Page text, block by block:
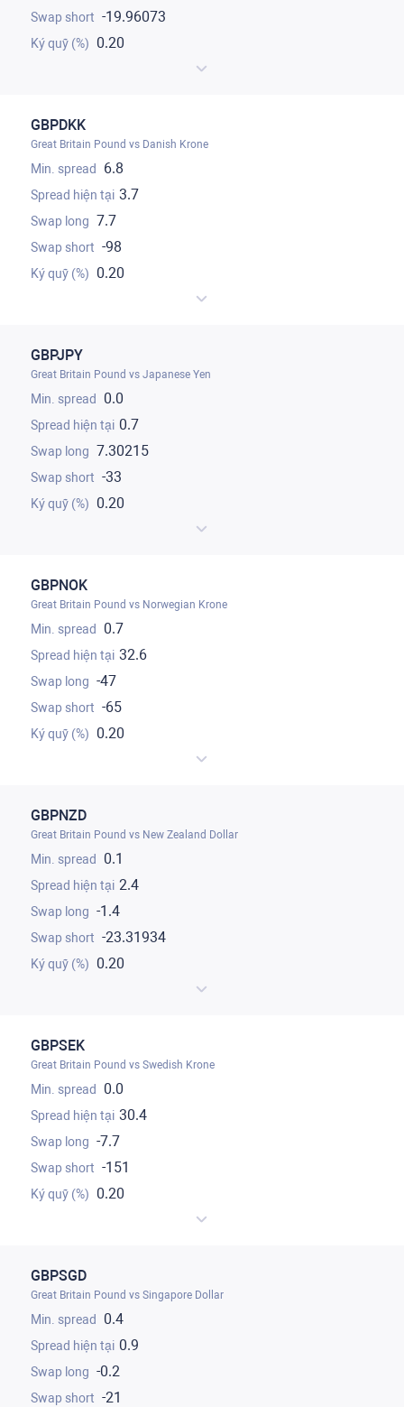
-19.96073
0.20
GBPDKK
Great Britain Pound vs Danish Krone
6.8
3.7
7.7
-98
0.20
GBPJPY
Great Britain Pound vs Japanese Yen
0.0
0.7
7.30215
-33
0.20
GBPNOK
Great Britain Pound vs Norwegian Krone
0.7
32.6
-47
-65
0.20
GBPNZD
Great Britain Pound vs New Zealand Dollar
0.1
2.4
-1.4
-23.31934
0.20
GBPSEK
Great Britain Pound vs Swedish Krone
0.0
30.4
-7.7
-151
0.20
GBPSGD
Great Britain Pound vs Singapore Dollar
0.4
0.9
-0.2
-21